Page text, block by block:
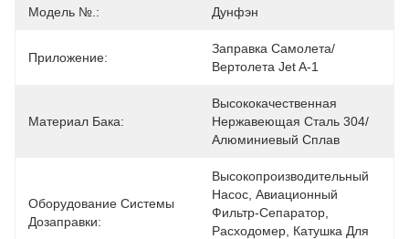
Модель №.: Дунфэн
Приложение:
Заправка Самолета/
Вертолета Jet A-1
Материал Бака:
Высококачественная
Нержавеющая Сталь 304/
Алюминиевый Сплав
Оборудование Системы
Дозаправки:
Высокопроизводительный
Насос, Авиационный
Фильтр-Сепаратор,
Расходомер, Катушка Для